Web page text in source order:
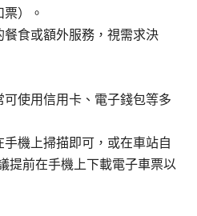
票）。
食或額外服務，視需求決
使用信用卡、電子錢包等多
機上掃描即可，或在車站自
提前在手機上下載電子車票以